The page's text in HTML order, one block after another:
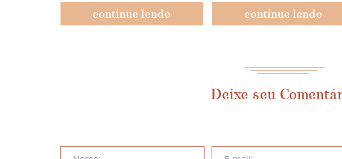
continue lendo continue lendo
Deixe seu